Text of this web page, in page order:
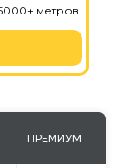
метров
ПРЕМИУМ